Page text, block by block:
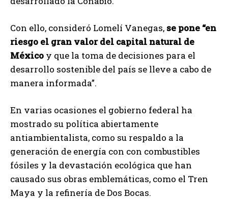
Con ello, consideró Lomelí Vanegas, se pone “en
riesgo el gran valor del capital natural de
México y que la toma de decisiones para el
desarrollo sostenible del país se lleve a cabo de
manera informada”.
En varias ocasiones el gobierno federal ha
mostrado su política abiertamente
antiambientalista, como su respaldo a la
generación de energía con con combustibles
fósiles y la devastación ecológica que han
causado sus obras emblemáticas, como el Tren
Maya y la refinería de Dos Bocas.